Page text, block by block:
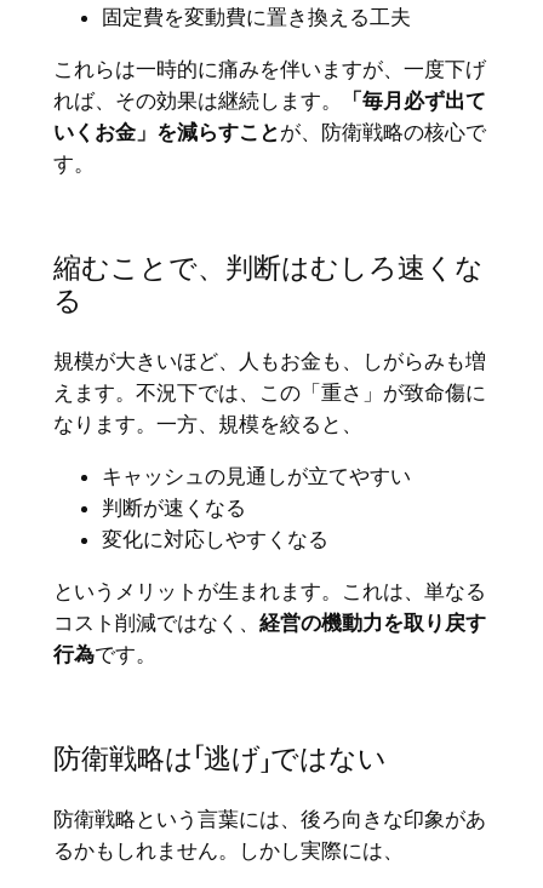
固定費を変動費に置き換える工夫
これらは一時的に痛みを伴いますが、一度下げ
れば、その効果は継続します。
「毎月必ず出て
いくお金」を減らすことが、防衛戦略の核心で
す。
縮むことで、判断はむしろ速くな
る
規模が大きいほど、人もお金も、しがらみも増
えます。不況下では、この「重さ」が致命傷に
なります。一方、規模を絞ると、
キャッシュの見通しが立てやすい
判断が速くなる
変化に対応しやすくなる
というメリットが生まれます。これは、単なる
コスト削減ではなく、 経営の機動力を取り戻す
行為です。
防衛戦略は「逃げ」ではない
防衛戦略という言葉には、後ろ向きな印象があ
るかもしれません。しかし実際には、